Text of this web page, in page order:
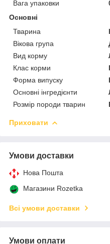
Вага упаковки
Основні
Тварина
Вікова група
Вид корму
Клас корми
Форма випуску
Основні інгредієнти
Розмір породи тварин
Приховати
Умови доставки
Нова Пошта
Магазини Rozetka
Всі умови доставки
Умови оплати